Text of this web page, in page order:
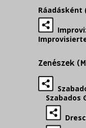
Ráadásként
Zenészek
Szabados